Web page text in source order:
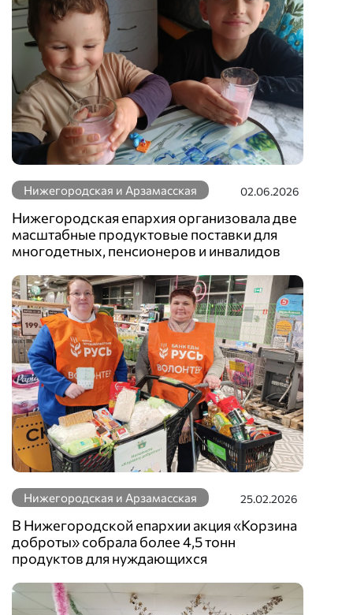
Нижегородская и Арзамасская 02.06.2026
Нижегородская епархия организовала две
масштабные продуктовые поставки для
многодетных, пенсионеров и инвалидов
Нижегородская и Арзамасская 25.02.2026
В Нижегородской епархии акция «Корзина
доброты» собрала более 4,5 тонн
продуктов для нуждающихся